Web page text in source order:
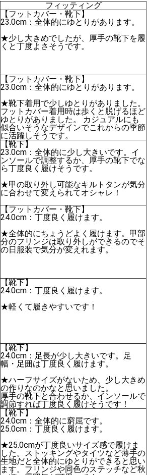
フィッティング
【フットカバー・靴下】
23.0cm：全体的にゆとりがあります。
★少し大きめでしたが、厚手の靴下を履
くと丁度よさそうです。
【フットカバー・靴下】
23.0cm：全体的にゆとりがあります。
★靴下着用で少しゆとりがありました。
フットカバー着用時は歩くと脱げるほど
ゆとりがありました。 カジュアルにも
似合いそうなデザインでこれからの季節
に活躍しそうです。
【靴下】
23.0cm：全体的に少し大きいです。イ
ンソールで調整するか、厚手の靴下でな
ら丁度良く履けそうです。
★甲の取り外し可能なキルトタンが気分
に合わせて変えられてオシャレ！
【フットカバー・靴下】
24.0cm：丁度良く履けます。
★全体的にちょうどよく履けます。甲部
分のフリンジは取り外しができるのでそ
の日服装で気分が変えれます。
【靴下】
24.0cm：丁度良く履けます。
★軽くて履きやすいです！
【靴下】
24.0cm：足長が少し大きいです。足
幅・足囲は丁度良く履けます。
★ハーフサイズがないため、少し大きめ
の作りなのかなと思いました。
厚手の靴下と合わせるか、インソールで
調節すれば丁度良く履けそうです！
【靴下】
24.0cm：全体的に窮屈です。
25.0cm：丁度良く履けます。
★25.0cmが丁度良いサイズ感で履けま
した。ストッキングやタイツなど薄手の
生地だと全体的にゆとりができると思い
ます。フリンジや同色のステッチなど秋